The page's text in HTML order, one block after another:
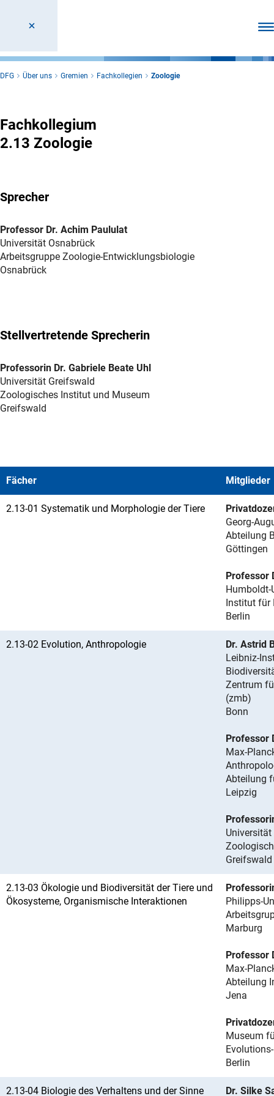
DFG Über uns Gremien Fachkollegien Zoologie
Fachkollegium
2.13 Zoologie
Sprecher
Professor Dr. Achim Paululat
Universität Osnabrück
Arbeitsgruppe Zoologie-Entwicklungsbiologie
Osnabrück
Stellvertretende Sprecherin
Professorin Dr. Gabriele Beate Uhl
Universität Greifswald
Zoologisches Institut und Museum
Greifswald
Fächer Mitglieder
2.13-01 Systematik und Morphologie der Tiere
Georg-
Abteilung
Göttingen
Professor
Humboldt-
Institut für
Berlin
2.13-02 Evolution, Anthropologie
Dr. Astrid
Leibniz-
Zentrum
(zmb)
Bonn
Professor
Max-
Abteilung
Leipzig
Greifswald
2.13-03 Ökologie und Biodiversität der Tiere und
Ökosysteme, Organismische Interaktionen
Philipps-
Marburg
Professor
Max-
Abteilung
Jena
Museum
Berlin
2.13-04 Biologie des Verhaltens und der Sinne Dr. Silke